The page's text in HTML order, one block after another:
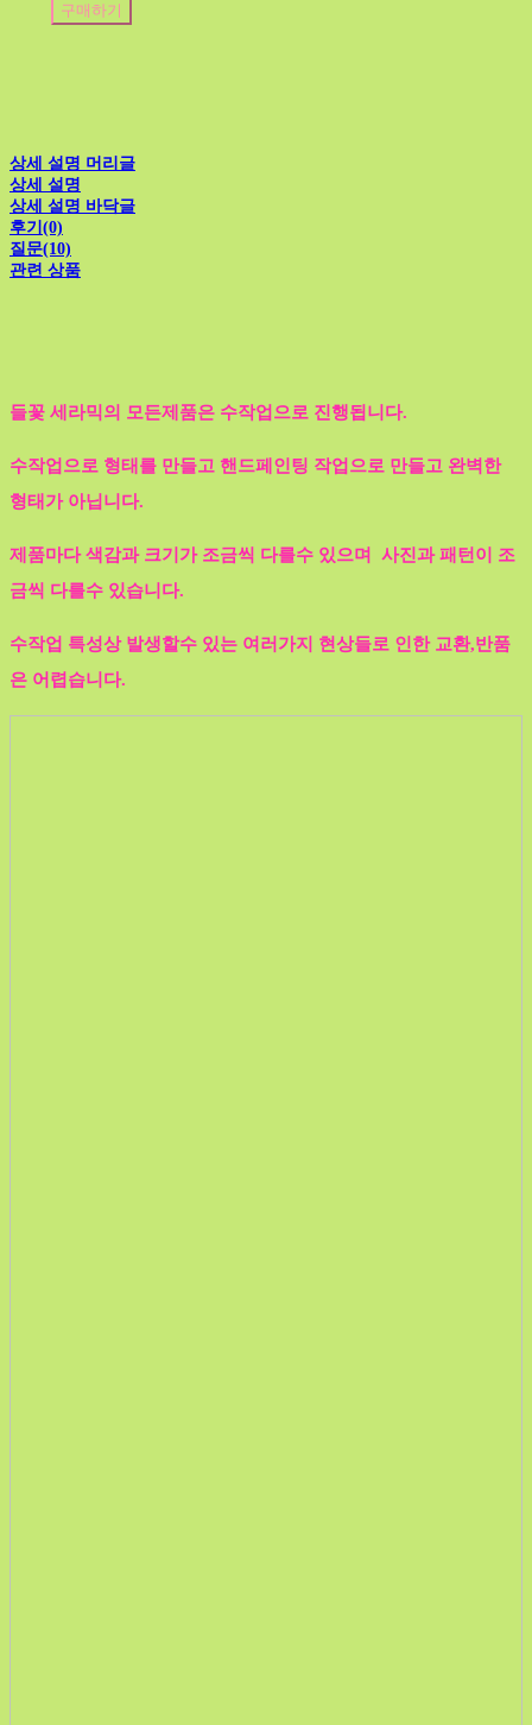
구매하기
상세 설명 머리글
상세 설명
상세 설명 바닥글
후기(0)
질문(10)
관련 상품
들꽃 세라믹의 모든제품은 수작업으로 진행됩니다.
수작업으로 형태를 만들고 핸드페인팅 작업으로 만들고 완벽한
형태가 아닙니다.
제품마다 색감과 크기가 조금씩 다를수 있으며 사진과 패턴이 조
금씩 다를수 있습니다.
수작업 특성상 발생할수 있는 여러가지 현상들로 인한 교환,반품
은 어렵습니다.